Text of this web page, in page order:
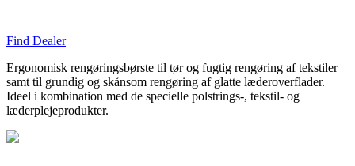
Find Dealer
Ergonomisk rengøringsbørste til tør og fugtig rengøring af tekstiler
samt til grundig og skånsom rengøring af glatte læderoverflader.
Ideel i kombination med de specielle polstrings-, tekstil- og
læderplejeprodukter.